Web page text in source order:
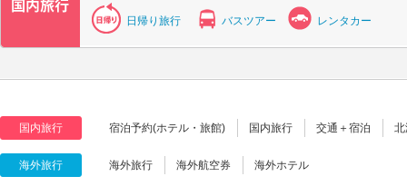
日帰り旅行 バスツアー レンタカー
国内旅行 宿泊予約(ホテル・旅館) 国内旅行 交通＋宿泊
海外旅行 海外旅行 海外航空券 海外ホテル